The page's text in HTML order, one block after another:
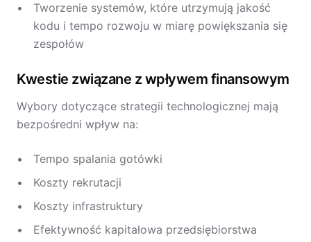
Tworzenie systemów, które utrzymują jakość
kodu i tempo rozwoju w miarę powiększania się
zespołów
Kwestie związane z wpływem finansowym
Wybory dotyczące strategii technologicznej mają
bezpośredni wpływ na:
Tempo spalania gotówki
Koszty rekrutacji
Koszty infrastruktury
Efektywność kapitałowa przedsiębiorstwa